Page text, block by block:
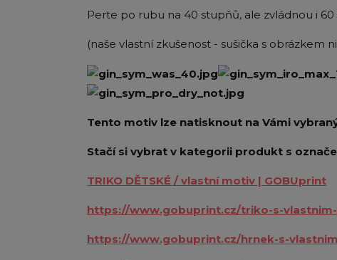
Perte po rubu na 40 stupňů, ale zvládnou i
(naše vlastní zkušenost - sušička s obrázkem
Tento motiv lze natisknout na Vámi
Stačí si vybrat v kategorii produkt s
TRIKO DĚTSKÉ / vlastní motiv | GOBUprint
https://www.gobuprint.cz/triko-s-
https://www.gobuprint.cz/hrnek-s-